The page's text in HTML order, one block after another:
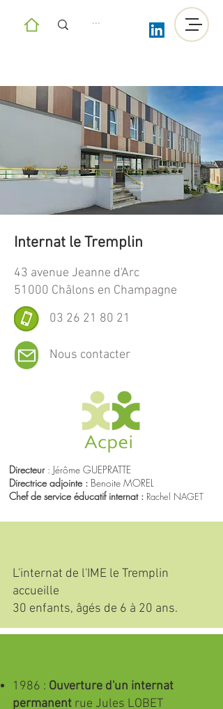
Internat le Tremplin
43 avenue Jeanne d'Arc
51000 Châlons en Champagne
03 26 21 80 21
Nous contacter
Directeur : Jérôme GUEPRATTE
Directrice adjointe : Benoite MOREL
Chef de service éducatif internat : Rachel NAGET
L'internat de l'IME le Tremplin
accueille
30 enfants, âgés de 6 à 20 ans.
1986 : Ouverture d'un internat
permanent rue Jules LOBET